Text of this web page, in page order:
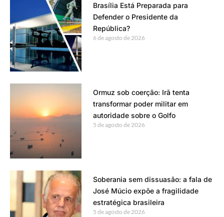
Brasília Está Preparada para
Defender o Presidente da
República?
6 de agosto de 2026
Ormuz sob coerção: Irã tenta
transformar poder militar em
autoridade sobre o Golfo
5 de agosto de 2026
Soberania sem dissuasão: a fala de
José Múcio expõe a fragilidade
estratégica brasileira
5 de agosto de 2026